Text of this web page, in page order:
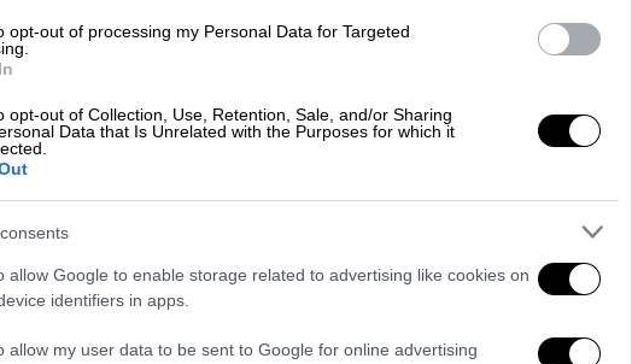
opt-out of processing my Personal Data for Targeted
opt-out of Collection, Use, Retention, Sale, and/or Sharing
Data that Is Unrelated with the Purposes for which it
allow Google to enable storage related to advertising like cookies on
identifiers in apps.
allow my user data to be sent to Google for online advertising
της πολιτείας του Ιλινόις,
Άμυνας μια εύφημο μνεία για τη δράση
των αξιωμάτων του αρχικά ως
ως υπουργός Άμυνας στηνενίσχυσητων